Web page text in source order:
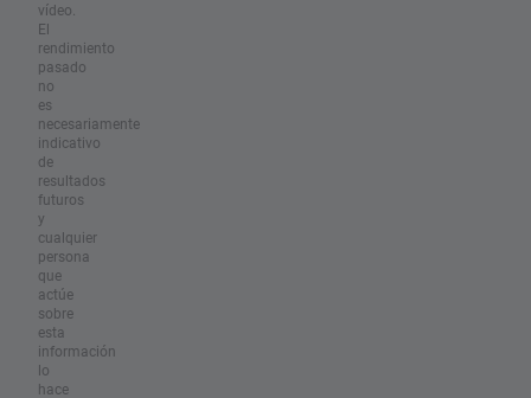
vídeo.
El
rendimiento
pasado
no
es
necesariamente
indicativo
de
resultados
futuros
y
cualquier
persona
que
actúe
sobre
esta
información
lo
hace